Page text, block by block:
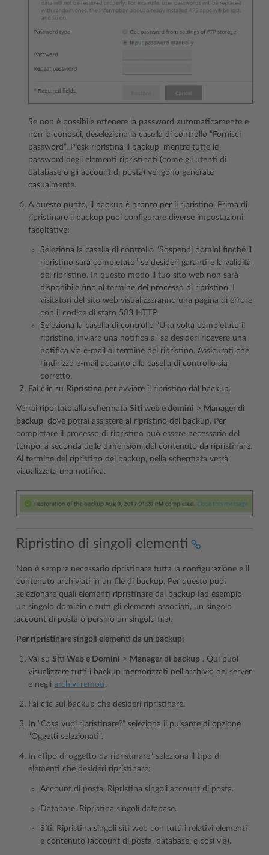
Se non è possibile ottenere la password automaticamente e
non la conosci, deseleziona la casella di controllo “Fornisci
password”. Plesk ripristina il backup, mentre tutte le
password degli elementi ripristinati (come gli utenti di
database o gli account di posta) vengono generate
casualmente.
A questo punto, il backup è pronto per il ripristino. Prima di
ripristinare il backup puoi configurare diverse impostazioni
facoltative:
Seleziona la casella di controllo “Sospendi domini finché il
ripristino sarà completato” se desideri garantire la validità
del ripristino. In questo modo il tuo sito web non sarà
disponibile fino al termine del processo di ripristino. I
visitatori del sito web visualizzeranno una pagina di errore
con il codice di stato 503 HTTP.
Seleziona la casella di controllo “Una volta completato il
ripristino, inviare una notifica a” se desideri ricevere una
notifica via e-mail al termine del ripristino. Assicurati che
l’indirizzo e-mail accanto alla casella di controllo sia
corretto.
Fai clic su Ripristina per avviare il ripristino dal backup.
Verrai riportato alla schermata Siti web e domini > Manager di
backup, dove potrai assistere al ripristino del backup. Per
completare il processo di ripristino può essere necessario del
tempo, a seconda delle dimensioni del contenuto da ripristinare.
Al termine del ripristino del backup, nella schermata verrà
visualizzata una notifica.
Ripristino di singoli elementi
Non è sempre necessario ripristinare tutta la configurazione e il
contenuto archiviati in un file di backup. Per questo puoi
selezionare quali elementi ripristinare dal backup (ad esempio,
un singolo dominio e tutti gli elementi associati, un singolo
account di posta o persino un singolo file).
Per ripristinare singoli elementi da un backup:
Vai su Siti Web e Domini > Manager di backup . Qui puoi
visualizzare tutti i backup memorizzati nell’archivio del server
e negli archivi remoti.
Fai clic sul backup che desideri ripristinare.
In “Cosa vuoi ripristinare?” seleziona il pulsante di opzione
“Oggetti selezionati”.
In «Tipo di oggetto da ripristinare” seleziona il tipo di
elementi che desideri ripristinare:
Account di posta. Ripristina singoli account di posta.
Database. Ripristina singoli database.
Siti. Ripristina singoli siti web con tutti i relativi elementi
e contenuto (account di posta, database, e così via).